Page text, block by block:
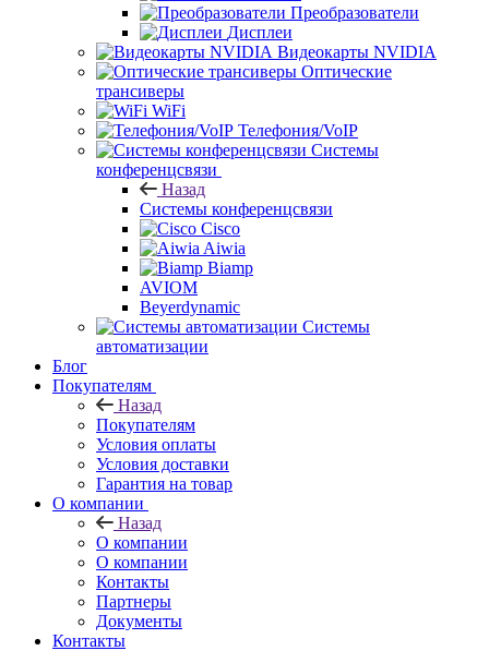
Преобразователи
Дисплеи
Видеокарты NVIDIA
Оптические
трансиверы
WiFi
Телефония/VoIP
Системы
конференцсвязи
Назад
Системы конференцсвязи
Cisco
Aiwia
Biamp
AVIOM
Beyerdynamic
Системы
автоматизации
Блог
Покупателям
Назад
Покупателям
Условия оплаты
Условия доставки
Гарантия на товар
О компании
Назад
О компании
О компании
Контакты
Партнеры
Документы
Контакты